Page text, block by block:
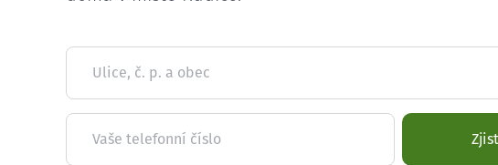
Ulice, č. p. a obec
Vaše telefonní číslo